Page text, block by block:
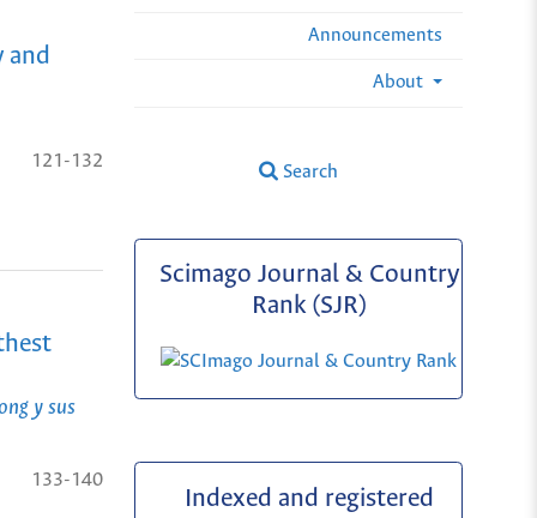
Announcements
About
Search
and
121-132
y sus
133-140
Scimago Journal & Country
Rank (SJR)
Indexed and registered